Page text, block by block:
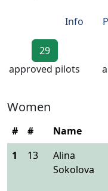
Info
29
approved pilots
Women
# # Name
1
13
Alina
Sokolova